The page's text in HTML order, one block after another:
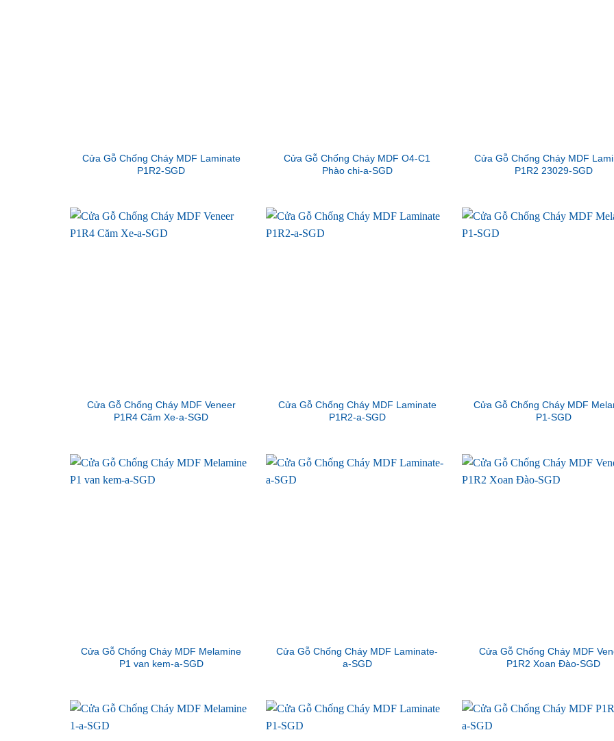
Cửa Gỗ Chống Cháy MDF Laminate
P1R2-SGD
Cửa Gỗ Chống Cháy MDF O4-C1
Phào chi-a-SGD
Cửa Gỗ Chống Cháy MDF
P1R2 23029-SGD
Cửa Gỗ Chống Cháy MDF Veneer
P1R4 Căm Xe-a-SGD
Cửa Gỗ Chống Cháy MDF Laminate
P1R2-a-SGD
Cửa Gỗ Chống Cháy MDF
P1-SGD
Cửa Gỗ Chống Cháy MDF Melamine
P1 van kem-a-SGD
Cửa Gỗ Chống Cháy MDF Laminate-
a-SGD
Cửa Gỗ Chống Cháy MDF
P1R2 Xoan Đào-SGD